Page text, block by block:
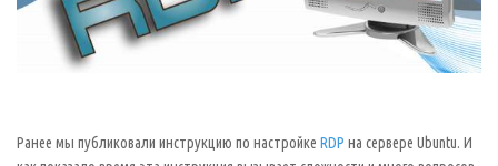
Ранее мы публиковали инструкцию по настройке RDP на сервере Ubuntu. И